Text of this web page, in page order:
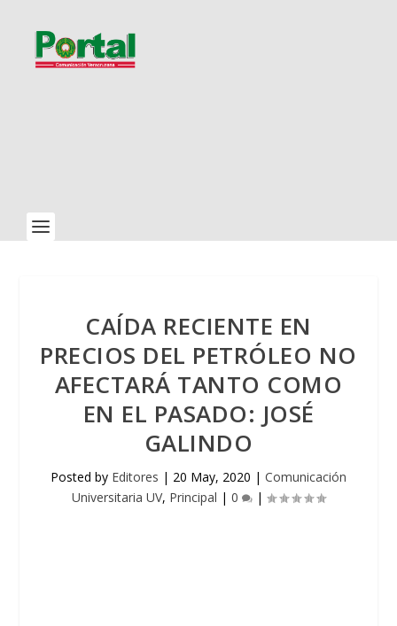
CAÍDA RECIENTE EN
PRECIOS DEL PETRÓLEO NO
AFECTARÁ TANTO COMO
EN EL PASADO: JOSÉ
GALINDO
Posted by Editores | 20 May, 2020 | Comunicación
Universitaria UV, Principal | 0 |